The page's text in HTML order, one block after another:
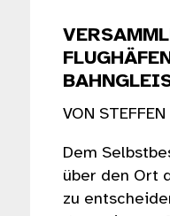
VON STEFFEN
Dem
über den Ort
zu